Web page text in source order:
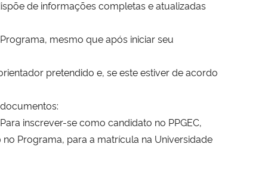
de informações completas e atualizadas
mesmo que após iniciar seu
pretendido e, se este estiver de acordo
inscrever-se como candidato no PPGEC,
Programa, para a matrícula na Universidade